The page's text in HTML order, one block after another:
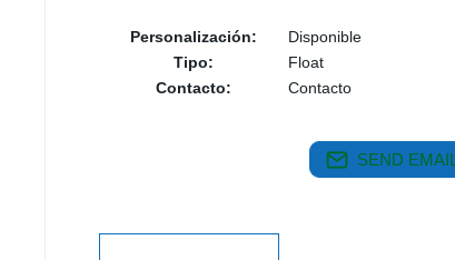
Personalización:
Disponible
Tipo:
Float
Contacto:
Contacto
SEND